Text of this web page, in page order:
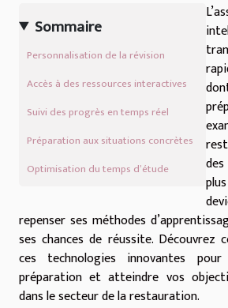
Sommaire
Personnalisation de la révision
Accès à des ressources interactives
Suivi des progrès en temps réel
Préparation aux situations concrètes
Optimisation du temps d’étude
repenser ses méthodes
ses chances de réussite. Découvrez
ces technologies innovantes
préparation et atteindre vos
dans le secteur de la restauration.